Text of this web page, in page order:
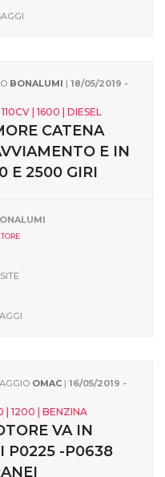
BONALUMI | 18/05/2019 -
| 1600 | DIESEL
CATENA
E IN
E 2500 GIRI
OMAC | 16/05/2019 -
| 1200 | BENZINA
VA IN
P0225 -P0638